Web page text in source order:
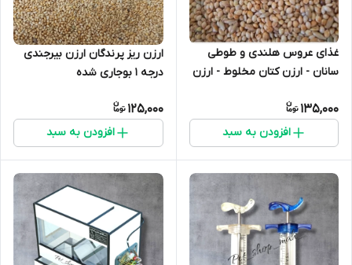
غذای عروس هلندی و طوطی
سانان - ارزن کتان مخلوط - ارزن
کیلویی
135,000
افزودن به سبد
ارزن ریز پرندگان ارزن بیرجندی
درجه 1 بوجاری شده
125,000
افزودن به سبد